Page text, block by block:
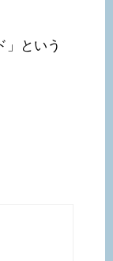
」という